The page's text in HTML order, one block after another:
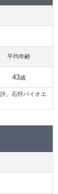
平均年齢
43歳
。石狩バイオエ